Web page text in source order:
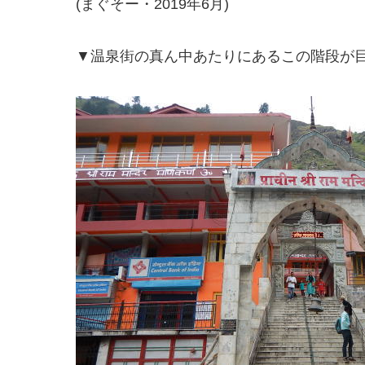
(まぐそー・2019年6月)
▼温泉街の真ん中あたりにあるこの階段が